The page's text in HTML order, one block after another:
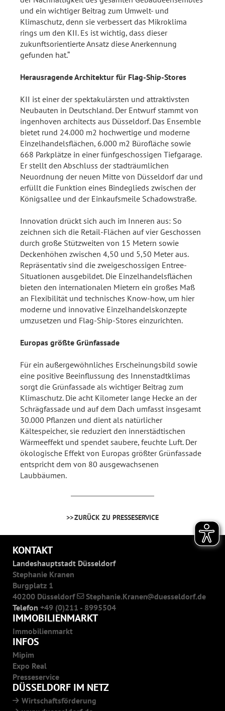
und ein wichtiger Beitrag zum Umwelt- und
Klimaschutz, denn sie verbessert das Mikroklima
rings um den KII. Es ist wichtig, dass dieser
zukunftsorientierte Ansatz diese Anerkennung
gefunden hat.“
Herausragende Architektur für Flag-Ship-Stores
KII ist einer der spektakulärsten und attraktivsten
Neubauten in Deutschland. Der Entwurf stammt von
ingenhoven architects aus Düsseldorf. Das Ensemble
bietet rund 24.000 m2 hochwertige und moderne
Einzelhandelsflächen, 6.000 m2 Bürofläche sowie
668 Parkplätze in einer fünfgeschossigen Tiefgarage.
Er stellt den Abschluss der stadträumlichen
Neuordnung der neuen Mitte von Düsseldorf dar und
erfüllt die Funktion eines Bindeglieds zwischen der
Königsallee und der Einkaufsmeile Schadowstraße.
Innovation drückt sich auch im Inneren aus: So
zeichnen sich die Retail-Flächen auf vier Geschossen
durch große Stützweiten von 15 Metern sowie
Deckenhöhen zwischen 4,50 und 5,50 Meter aus.
Repräsentativ sind die zweigeschossigen Entree-
Situationen ausgebildet. Die Einzelhandelsflächen
bieten den internationalen Mietern ein großes Maß
an Flexibilität und technisches Know-how, um hier
moderne und innovative Einzelhandelskonzepte
umzusetzen und Flag-Ship-Stores einzurichten.
Europas größte Grünfassade
Für ein außergewöhnliches Erscheinungsbild sowie
eine positive Beeinflussung des Innenstadtklimas
sorgt die Grünfassade als wichtiger Beitrag zum
Klimaschutz. Die acht Kilometer lange Hecke an der
Schrägfassade und auf dem Dach umfasst insgesamt
30.000 Pflanzen und dient als natürlicher
Kältespeicher, sie reduziert den innerstädtischen
Wärmeeffekt und spendet saubere, feuchte Luft. Der
ökologische Effekt von Europas größter Grünfassade
entspricht dem von 80 ausgewachsenen
Laubbäumen.
ZURÜCK ZU PRESSESERVICE
KONTAKT
Landeshauptstadt Düsseldorf
Stephanie Kranen
Burgplatz 1
40200 Düsseldorf
Stephanie.Kranen
duesseldorf.de
Telefon +49 (0)211 - 8995504
IMMOBILIENMARKT
Immobilienmarkt
INFOS
Mipim
Expo Real
Presseservice
DÜSSELDORF IM NETZ
Wirtschaftsförderung